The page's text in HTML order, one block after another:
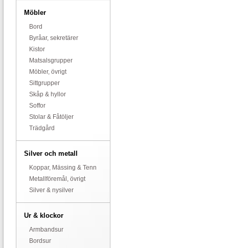
Möbler
Bord
Byråar, sekretärer
Kistor
Matsalsgrupper
Möbler, övrigt
Sittgrupper
Skåp & hyllor
Soffor
Stolar & Fåtöljer
Trädgård
Silver och metall
Koppar, Mässing & Tenn
Metallföremål, övrigt
Silver & nysilver
Ur & klockor
Armbandsur
Bordsur